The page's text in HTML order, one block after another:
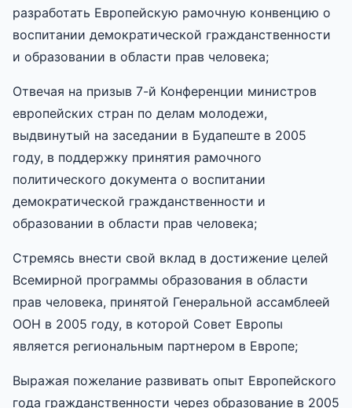
разработать Европейскую рамочную конвенцию о
воспитании демократической гражданственности
и образовании в области прав человека;
Отвечая на призыв 7-й Конференции министров
европейских стран по делам молодежи,
выдвинутый на заседании в Будапеште в 2005
году, в поддержку принятия рамочного
политического документа о воспитании
демократической гражданственности и
образовании в области прав человека;
Стремясь внести свой вклад в достижение целей
Всемирной программы образования в области
прав человека, принятой Генеральной ассамблеей
ООН в 2005 году, в которой Совет Европы
является региональным партнером в Европе;
Выражая пожелание развивать опыт Европейского
года гражданственности через образование в 2005